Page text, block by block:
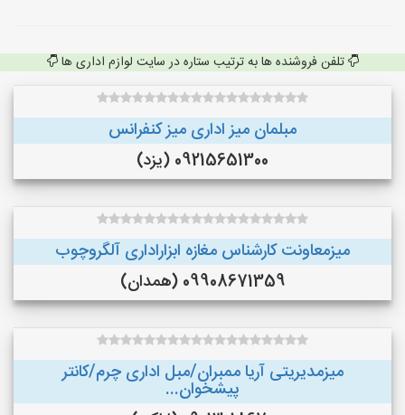
تلفن فروشنده ها به ترتیب ستاره در سایت لوازم اداری ها
مبلمان میز اداری میز کنفرانس
09215651300 (یزد)
میزمعاونت کارشناس مغازه ابزاراداری آلگروچوب
09908671359 (همدان)
میزمدیریتی آریا ممبران/مبل اداری چرم/کانتر
پیشخوان...